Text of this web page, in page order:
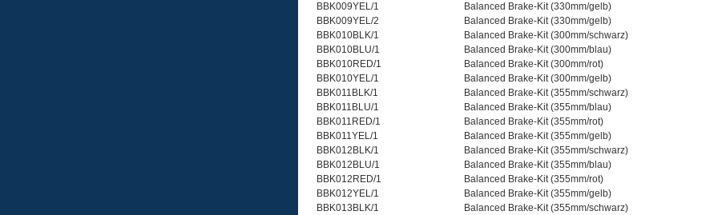
BBK009YEL/1
Balanced Brake-Kit (330mm/gelb)
BBK009YEL/2
Balanced Brake-Kit (330mm/gelb)
BBK010BLK/1
Balanced Brake-Kit (300mm/schwarz)
BBK010BLU/1
Balanced Brake-Kit (300mm/blau)
BBK010RED/1
Balanced Brake-Kit (300mm/rot)
BBK010YEL/1
Balanced Brake-Kit (300mm/gelb)
BBK011BLK/1
Balanced Brake-Kit (355mm/schwarz)
BBK011BLU/1
Balanced Brake-Kit (355mm/blau)
BBK011RED/1
Balanced Brake-Kit (355mm/rot)
BBK011YEL/1
Balanced Brake-Kit (355mm/gelb)
BBK012BLK/1
Balanced Brake-Kit (355mm/schwarz)
BBK012BLU/1
Balanced Brake-Kit (355mm/blau)
BBK012RED/1
Balanced Brake-Kit (355mm/rot)
BBK012YEL/1
Balanced Brake-Kit (355mm/gelb)
BBK013BLK/1
Balanced Brake-Kit (355mm/schwarz)